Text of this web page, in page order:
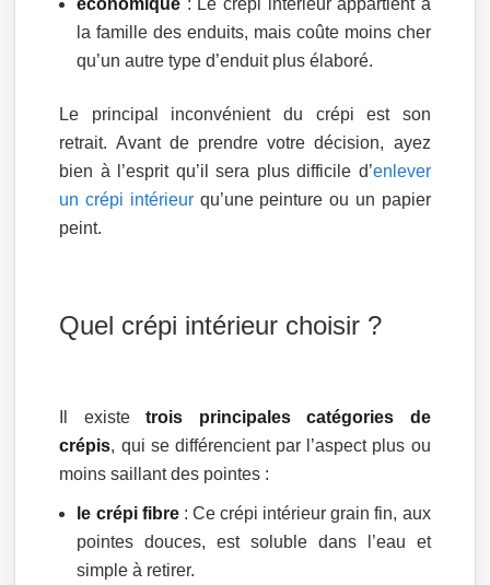
économique : Le crépi intérieur appartient à
la famille des enduits, mais coûte moins cher
qu’un autre type d’enduit plus élaboré.
Le principal inconvénient du crépi est son
retrait. Avant de prendre votre décision, ayez
bien à l’esprit qu’il sera plus difficile d’enlever
un crépi intérieurqu’une peinture ou un papier
peint.
Quel crépi intérieur choisir ?
Il existetrois principales catégories de
crépis, qui se différencient par l’aspect plus ou
moins saillant des pointes :
le crépi fibre: Ce crépi intérieur grain fin, aux
pointes douces, est soluble dans l’eau et
simple à retirer.